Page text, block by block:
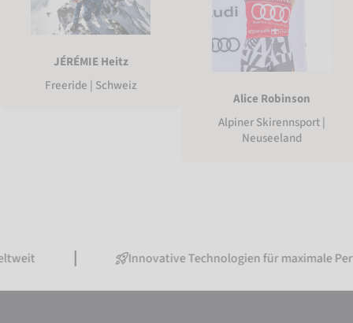
JÉRÉMIE Heitz
Freeride | Schweiz
Alice Robinson
Alpiner Skirennsport |
Neuseeland
Innovative Technologien für maximale Performance